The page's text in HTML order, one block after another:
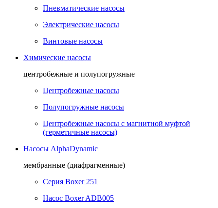
Пневматические насосы
Электрические насосы
Винтовые насосы
Химические насосы
центробежные и полупогружные
Центробежные насосы
Полупогружные насосы
Центробежные насосы с магнитной муфтой
(герметичные насосы)
Насосы AlphaDynamic
мембранные (диафрагменные)
Серия Boxer 251
Насос Boxer ADB005